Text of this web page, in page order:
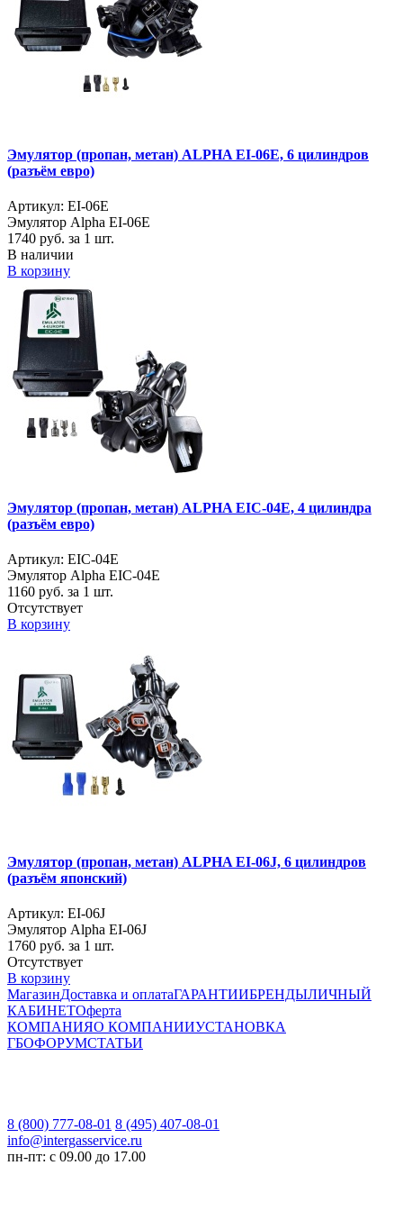
Эмулятор (пропан, метан) ALPHA EI-06E, 6 цилиндров
(разъём евро)
Артикул: EI-06E
Эмулятор Alpha EI-06E
1740 руб. за 1 шт.
В наличии
В корзину
Эмулятор (пропан, метан) ALPHA EIC-04E, 4 цилиндра
(разъём евро)
Артикул: EIC-04E
Эмулятор Alpha EIC-04E
1160 руб. за 1 шт.
Отсутствует
В корзину
Эмулятор (пропан, метан) ALPHA EI-06J, 6 цилиндров
(разъём японский)
Артикул: EI-06J
Эмулятор Alpha EI-06J
1760 руб. за 1 шт.
Отсутствует
В корзину
МагазинДоставка и оплатаГАРАНТИИБРЕНДЫЛИЧНЫЙ
КАБИНЕТОферта
КОМПАНИЯО КОМПАНИИУСТАНОВКА
ГБОФОРУМСТАТЬИ
8 (800) 777-08-01 8 (495) 407-08-01
info@intergasservice.ru
пн-пт: с 09.00 до 17.00